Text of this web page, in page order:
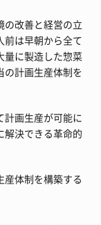
の改善と経営の立
前は早朝から全て
量に製造した惣菜
の計画生産体制を
画生産が可能に
解決できる革命的
体制を構築する